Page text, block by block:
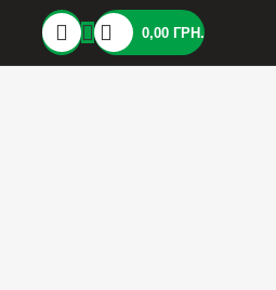
0,00 ГРН.